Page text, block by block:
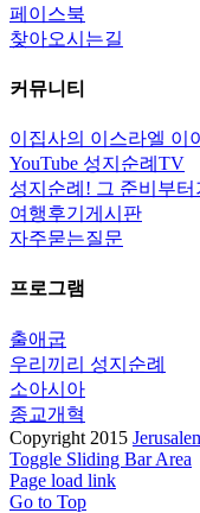
페이스북
찾아오시는길
커뮤니티
이집사의 이스라엘 이
YouTube 성지순례TV
성지순례! 그 준비부터
여행후기게시판
자주묻는질문
프로그램
출애굽
우리끼리 성지순례
소아시아
종교개혁
Copyright 2015
Toggle Sliding Bar Area
Page load link
Go to Top